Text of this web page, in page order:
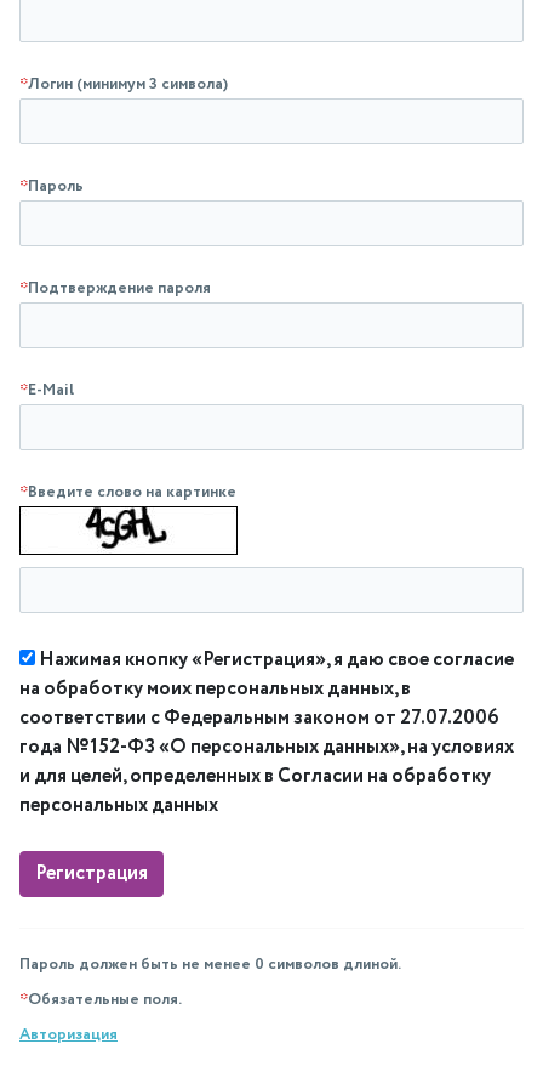
*Логин (минимум 3 символа)
*Пароль
*Подтверждение пароля
*E-Mail
*Введите слово на картинке
Нажимая кнопку «Регистрация», я даю свое согласие
на обработку моих персональных данных, в
соответствии с Федеральным законом от 27.07.2006
года №152-ФЗ «О персональных данных», на условиях
и для целей, определенных в Согласии на обработку
персональных данных
Пароль должен быть не менее 0 символов длиной.
*Обязательные поля.
Авторизация